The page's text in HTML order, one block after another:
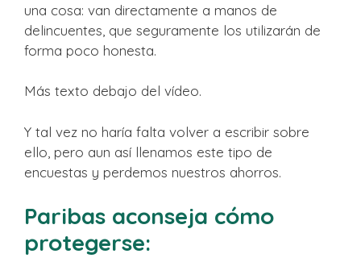
una cosa: van directamente a manos de
delincuentes, que seguramente los utilizarán de
forma poco honesta.
Más texto debajo del vídeo.
Y tal vez no haría falta volver a escribir sobre
ello, pero aun así llenamos este tipo de
encuestas y perdemos nuestros ahorros.
Paribas aconseja cómo
protegerse: